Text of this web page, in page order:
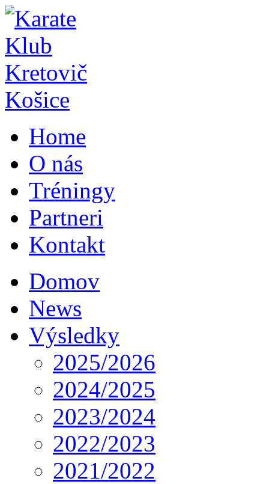
Home
O nás
Tréningy
Partneri
Kontakt
Domov
News
Výsledky
2025/2026
2024/2025
2023/2024
2022/2023
2021/2022